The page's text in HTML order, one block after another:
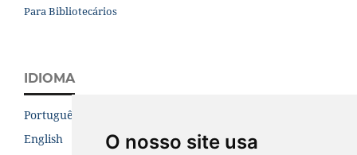
O nosso site usa
Para Bibliotecários
IDIOMA
Português (Brasil)
English